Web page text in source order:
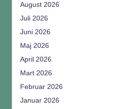
August 2026
Juli 2026
Juni 2026
Maj 2026
April 2026
Mart 2026
Februar 2026
Januar 2026